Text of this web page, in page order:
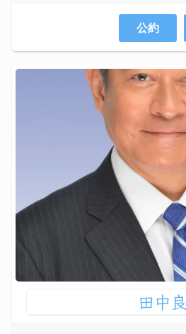
公約
田中良